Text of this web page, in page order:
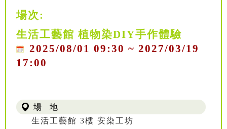
場次:
生活工藝館 植物染DIY手作體驗
2025/08/01 09:30 ~ 2027/03/19
17:00
場 地
生活工藝館 3樓 安染工坊